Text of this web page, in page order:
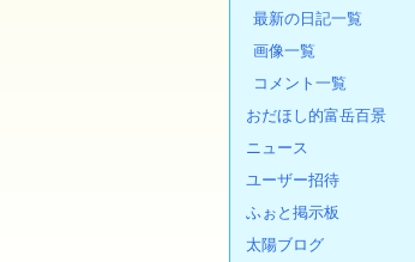
最新の日記一覧
画像一覧
コメント一覧
おだほし的富岳百景
ニュース
ユーザー招待
ふぉと掲示板
太陽ブログ